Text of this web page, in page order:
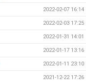
2022-02-07 16:14
2022-02-03 17:25
2022-01-31 14:01
2022-01-17 13:16
2022-01-11 23:10
2021-12-22 17:26